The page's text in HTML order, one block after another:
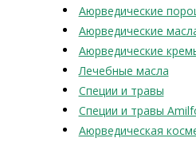
Аюрведические
Аюрведические
Аюрведические
Лечебные масла
Специи и травы
Специи и травы
Аюрведическая